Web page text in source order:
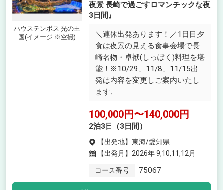
ハウステンボス 光の王
国(イメージ ※空撮)
夜景 長崎で過ごすロマンチックな夜
3日間』
＼連休出発あります！／1日目夕
食は夜景の見える食事会場で長
崎名物・卓袱(しっぽく)料理を堪
能！※10/29、11/8、11/15出
発は内容を変更しご案内いたし
ます。
100,000円〜140,000円
2泊3日（3日間）
【出発地】 東海/愛知県
【出発月】 2026年 9,10,11,12月
コース番号 75067